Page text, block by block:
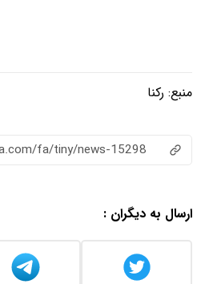
منبع: رکنا
fa/tiny/news-15298
ارسال به دیگران :